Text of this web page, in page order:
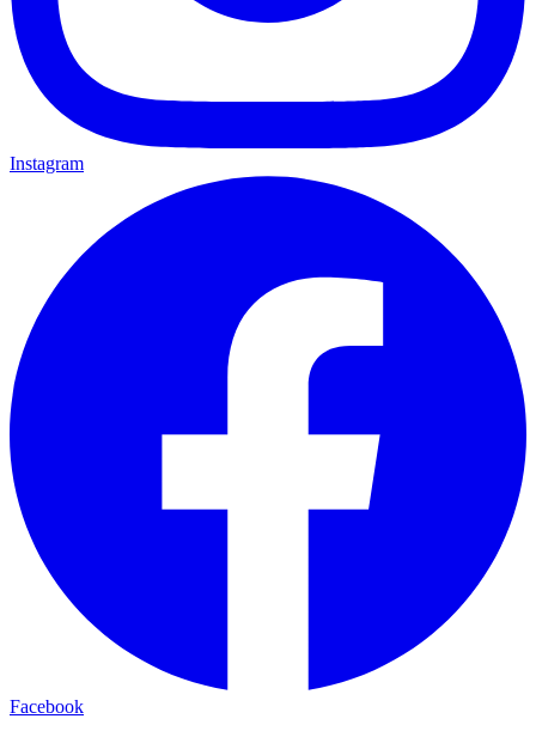
Instagram
Facebook